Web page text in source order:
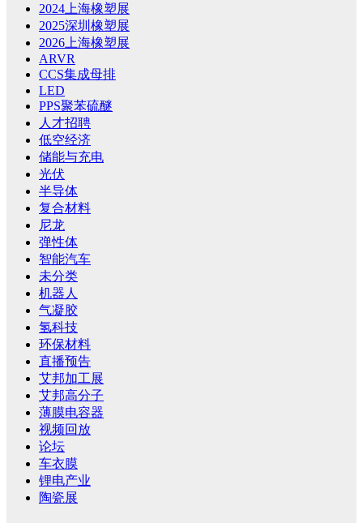
2024上海橡塑展
2025深圳橡塑展
2026上海橡塑展
ARVR
CCS集成母排
LED
PPS聚苯硫醚
人才招聘
低空经济
储能与充电
光伏
半导体
复合材料
尼龙
弹性体
智能汽车
未分类
机器人
气凝胶
氢科技
环保材料
直播预告
艾邦加工展
艾邦高分子
薄膜电容器
视频回放
论坛
车衣膜
锂电产业
陶瓷展